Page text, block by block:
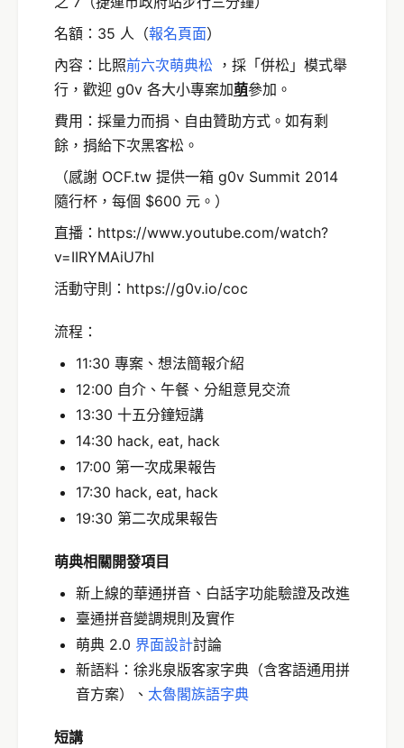
名額：35 人（報名頁面）
內容：比照前六次萌典松 ，採「併松」模式舉
行，歡迎 g0v 各大小專案加萌參加。
費用：採量力而捐、自由贊助方式。如有剩
餘，捐給下次黑客松。
（感謝 OCF.tw 提供一箱 g0v Summit 2014
隨行杯，每個 $600 元。）
直播：https://www.youtube.com/watch?
v=IIRYMAiU7hI
活動守則：https://g0v.io/coc
流程：
11:30 專案、想法簡報介紹
12:00 自介、午餐、分組意見交流
13:30 十五分鐘短講
14:30 hack, eat, hack
17:00 第一次成果報告
17:30 hack, eat, hack
19:30 第二次成果報告
萌典相關開發項目
新上線的華通拼音、白話字功能驗證及改進
臺通拼音變調規則及實作
萌典 2.0 界面設計討論
新語料：徐兆泉版客家字典（含客語通用拼
音方案）、 太魯閣族語字典
短講